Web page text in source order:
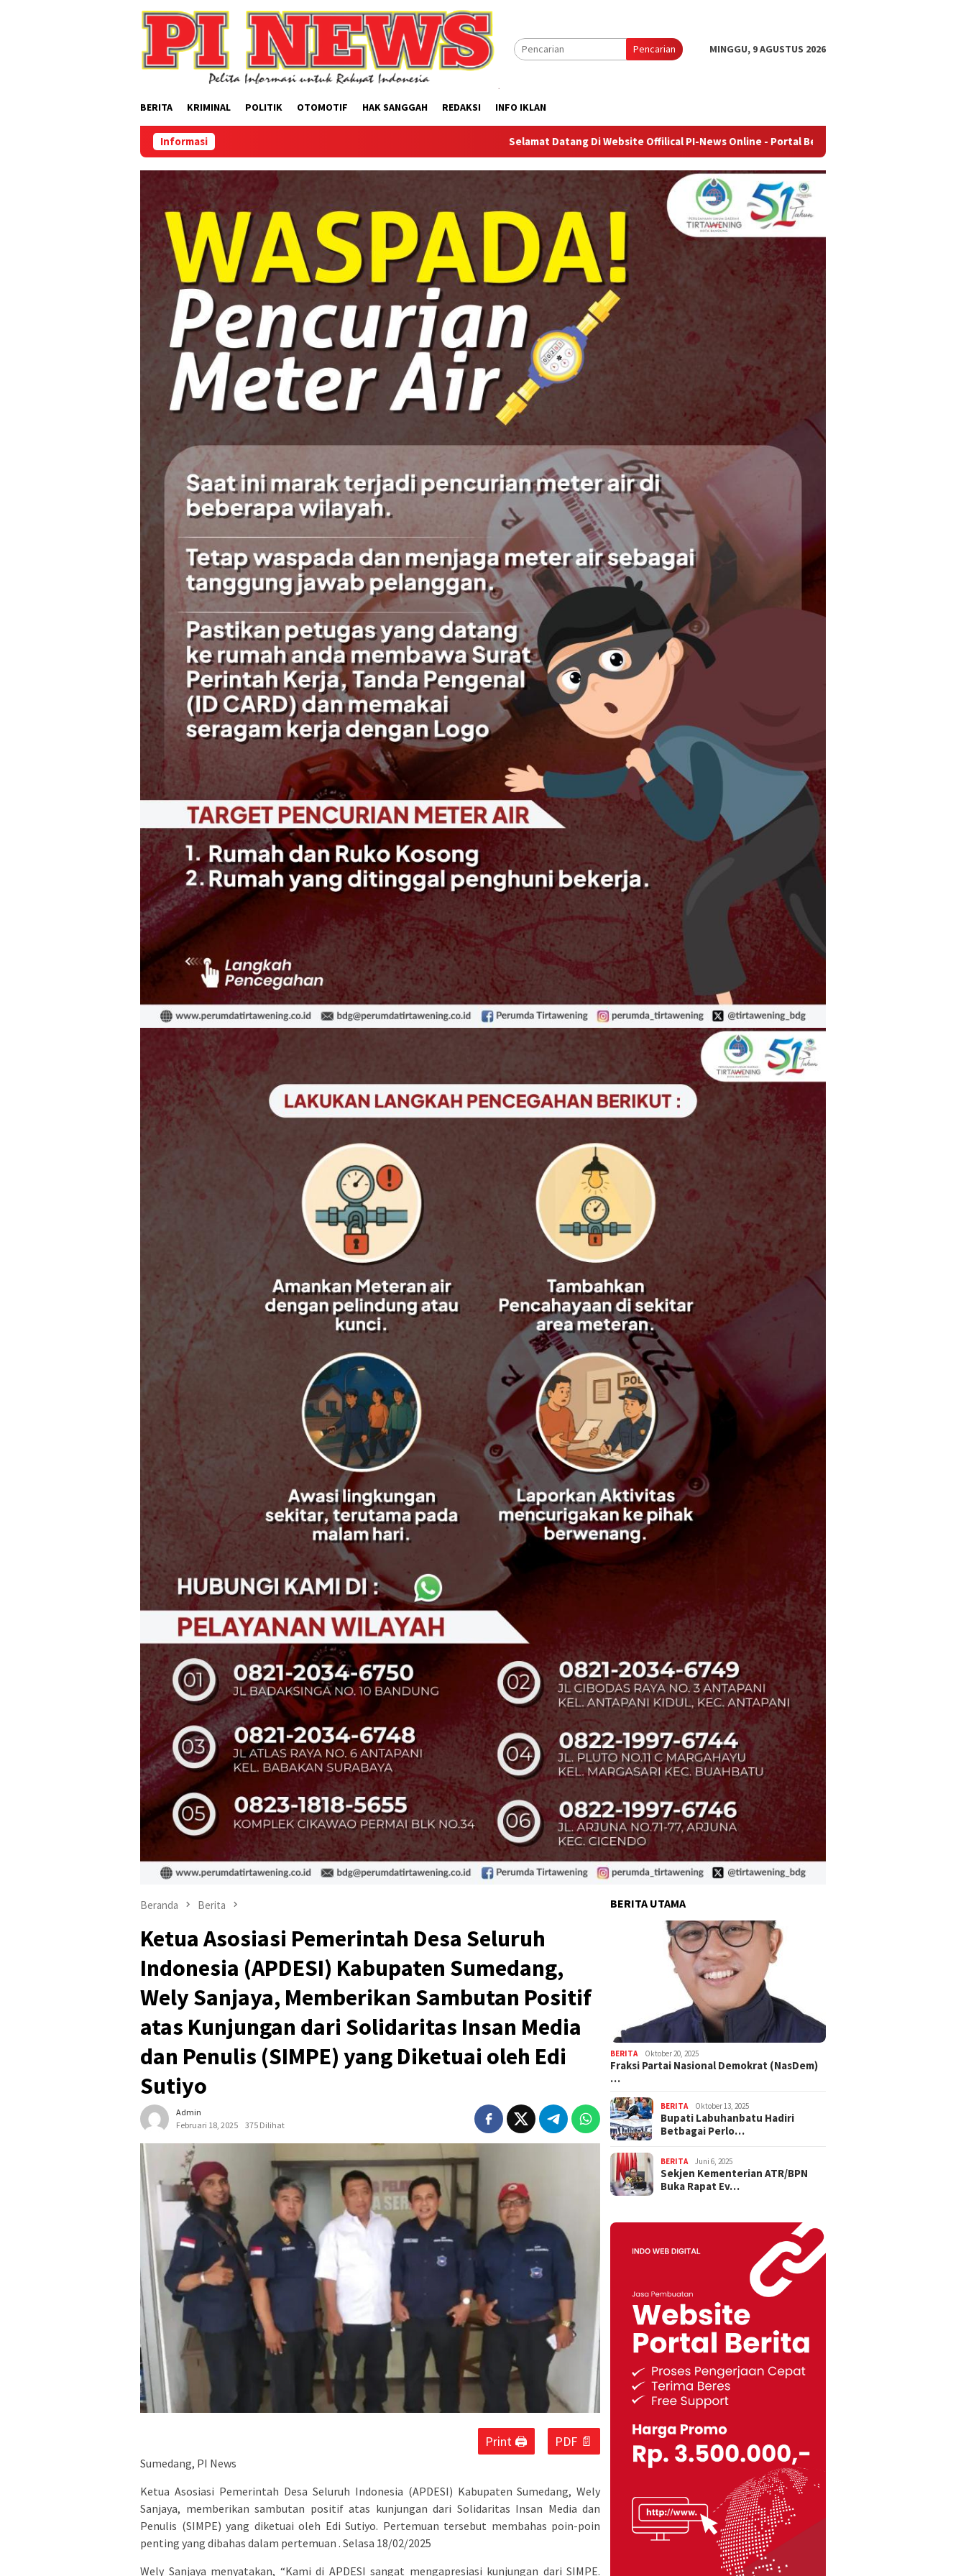
Pencarian
MINGGU, 9 AGUSTUS 2026
BERITA KRIMINAL POLITIK OTOMOTIF HAK SANGGAH REDAKSI INFO IKLAN
Informasi Selamat Datang Di Website Offilical PI-News Online - Portal Berita Terupdate & Terpercaya
Beranda Berita
Ketua Asosiasi Pemerintah Desa Seluruh
Indonesia (APDESI) Kabupaten Sumedang,
Wely Sanjaya, Memberikan Sambutan Positif
atas Kunjungan dari Solidaritas Insan Media
dan Penulis (SIMPE) yang Diketuai oleh Edi
Sutiyo
Admin
Februari 18, 2025
375 Dilihat
Print 🖨 PDF 📄
Sumedang, PI News
Ketua Asosiasi Pemerintah Desa Seluruh Indonesia (APDESI) Kabupaten Sumedang, Wely
Sanjaya, memberikan sambutan positif atas kunjungan dari Solidaritas Insan Media dan
Penulis (SIMPE) yang diketuai oleh Edi Sutiyo. Pertemuan tersebut membahas poin-poin
penting yang dibahas dalam pertemuan . Selasa 18/02/2025
Wely Sanjaya menyatakan, “Kami di APDESI sangat mengapresiasi kunjungan dari SIMPE.
BERITA UTAMA
BERITA Oktober 20, 2025
Fraksi Partai Nasional Demokrat (NasDem)
…
BERITA Oktober 13, 2025
Bupati Labuhanbatu Hadiri
Betbagai Perlo…
BERITA Juni 6, 2025
Sekjen Kementerian ATR/BPN
Buka Rapat Ev…